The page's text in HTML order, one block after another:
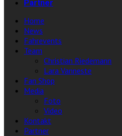
Partner
Home
News
Fahrevents
Team
Christian Riedemann
Lara Vanneste
Fan Shop
Media
Foto
Video
Kontakt
Partner